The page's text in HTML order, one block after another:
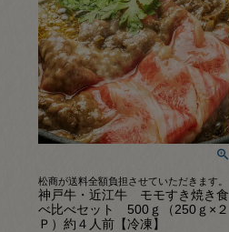
松商が送料全額負担させていただきます。
神戸牛・近江牛 モモすき焼き食
べ比べセット 500ｇ（250ｇ×２
Ｐ）約４人前【冷凍】